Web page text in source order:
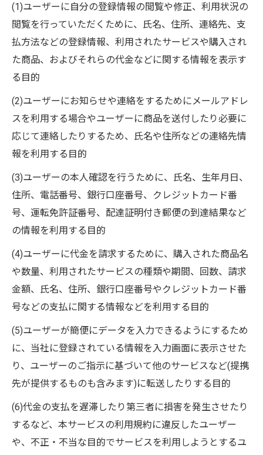
(1)ユーザーに自分の登録情報の閲覧や修正、利用状況の
閲覧を行っていただくために、氏名、住所、連絡先、支
払方法などの登録情報、利用されたサービスや購入され
た商品、およびそれらの代金などに関する情報を表示す
る目的
(2)ユーザーにお知らせや連絡をするためにメールアドレ
スを利用する場合やユーザーに商品を送付したり必要に
応じて連絡したりするため、氏名や住所などの連絡先情
報を利用する目的
(3)ユーザーの本人確認を行うために、氏名、生年月日、
住所、電話番号、銀行口座番号、クレジットカード番
号、運転免許証番号、配達証明付き郵便の到達結果など
の情報を利用する目的
(4)ユーザーに代金を請求するために、購入された商品名
や数量、利用されたサービスの種類や期間、回数、請求
金額、氏名、住所、銀行口座番号やクレジットカード番
号などの支払に関する情報などを利用する目的
(5)ユーザーが簡便にデータを入力できるようにするため
に、当社に登録されている情報を入力画面に表示させた
り、ユーザーのご指示に基づいて他のサービスなど(提携
先が提供するものも含みます)に転送したりする目的
(6)代金の支払を遅滞したり第三者に損害を発生させたり
するなど、本サービスの利用規約に違反したユーザー
や、不正・不当な目的でサービスを利用しようとするユ